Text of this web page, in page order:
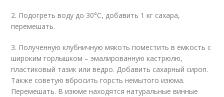
2. Подогреть воду до 30°C, добавить 1 кг сахара,
перемешать.
3. Полученную клубничную мякоть поместить в емкость с
широким горлышком – эмалированную кастрюлю,
пластиковый тазик или ведро. Добавить сахарный сироп.
Также советую вбросить горсть немытого изюма.
Перемешать. В изюме находятся натуральные винные